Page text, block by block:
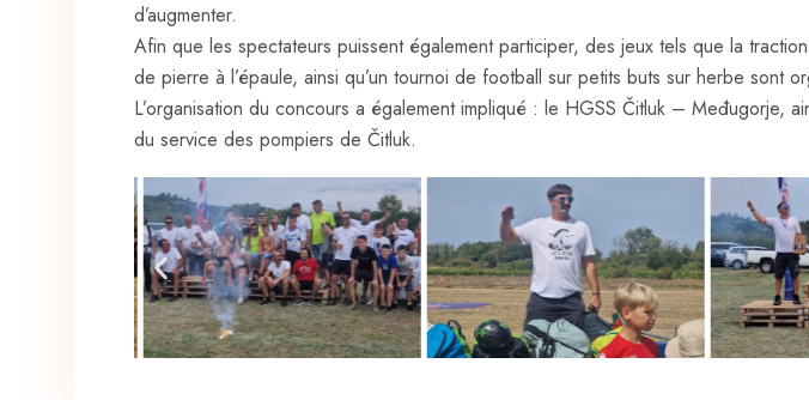
d’augmenter.
Afin que les spectateurs puissent également participer, des jeux tels que la
de pierre à l’épaule, ainsi qu’un tournoi de football sur petits buts sur herbe sont
L’organisation du concours a également impliqué : le HGSS Čitluk – Međugorje,
du service des pompiers de Čitluk.